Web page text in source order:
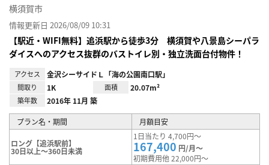
横須賀市
情報更新日 2026/08/09 10:31
【駅近・WIFI無料】追浜駅から徒歩3分 横須賀や八景島シーパラ
ダイスへのアクセス抜群のバストイレ別・独立洗面台付物件！
アクセス 金沢シーサイドＬ「海の公園南口駅」
間取り 1K 面積 20.07m²
築年数 2016年 11月 築
プラン名・期間 月額目安
ロング【追浜駅前】
30日以上～360日未満
1日当たり 4,700円～
167,400 円/月～
初期費用他 22,000円～